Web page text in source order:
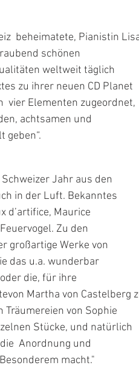
beheimatete, Pianistin
schönen
weltweit täglich
zu ihrer neuen CD Planet
vier Elementen zugeordnet,
achtsamen und
geben“.
Jahr aus den
in der Luft. Bekanntes
d’artifice, Maurice
großartige Werke von
das u.a. wunderbar
die, für ihre
Martha von Castelberg
Stücke, und natürlich
Anordnung und
macht."